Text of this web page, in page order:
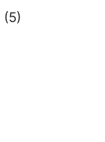
(5)